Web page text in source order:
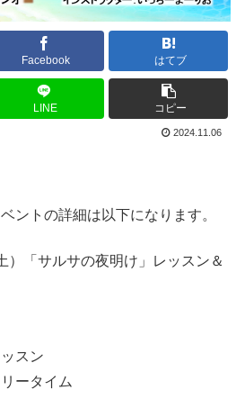
Facebook はてブ
LINE コピー
2024.11.06
ントの詳細は以下になります。
「サルサの夜明け」レッスン＆
スン
ータイム